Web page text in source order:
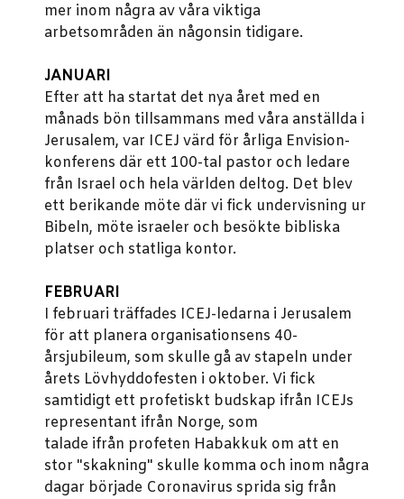
mer inom några av våra viktiga
arbetsområden än någonsin tidigare.
JANUARI
Efter att ha startat det nya året med en
månads bön tillsammans med våra anställda i
Jerusalem, var ICEJ värd för årliga Envision-
konferens där ett 100-tal pastor och ledare
från Israel och hela världen deltog. Det blev
ett berikande möte där vi fick undervisning ur
Bibeln, möte israeler och besökte bibliska
platser och statliga kontor.
FEBRUARI
I februari träffades ICEJ-ledarna i Jerusalem
för att planera organisationsens 40-
årsjubileum, som skulle gå av stapeln under
årets Lövhyddofesten i oktober. Vi fick
samtidigt ett profetiskt budskap ifrån ICEJs
representant ifrån Norge, som
talade ifrån profeten Habakkuk om att en
stor "skakning" skulle komma och inom några
dagar började Coronavirus sprida sig från